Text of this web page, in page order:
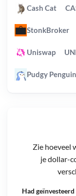
Zie hoeveel
je dollar-
Had geïnvesteerd
Cash Cat
StonkBroker
Uniswap
Pudgy